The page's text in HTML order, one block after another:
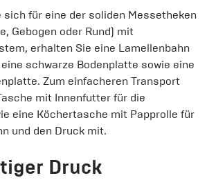
sich für eine der soliden Messetheken
Gebogen oder Rund) mit
erhalten Sie eine Lamellenbahn
schwarze Bodenplatte sowie eine
Zum einfacheren Transport
mit Innenfutter für die
eine Köchertasche mit Papprolle für
und den Druck mit.
Druck